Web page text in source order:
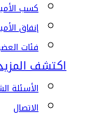
كسب
إنفاق
فئات
اكتشف
الأسئلة
الاتصال